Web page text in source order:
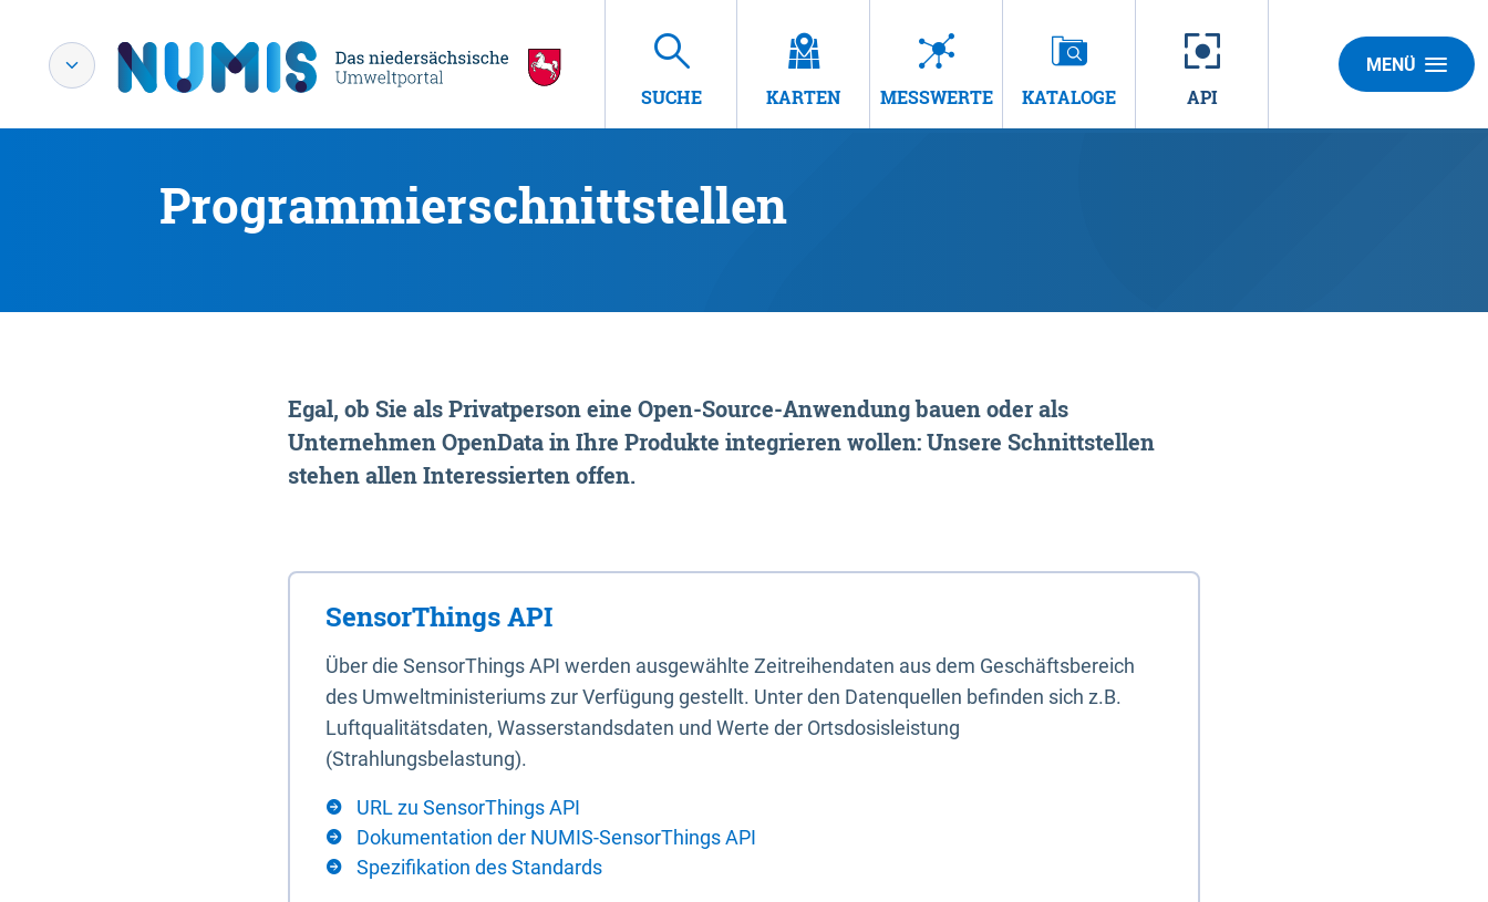
SUCHE KARTEN MESSWERTE KATALOGE API
MENÜ
Programmierschnittstellen
Egal, ob Sie als Privatperson eine Open-Source-Anwendung bauen oder als
Unternehmen OpenData in Ihre Produkte integrieren wollen: Unsere Schnittstellen
stehen allen Interessierten offen.
SensorThings API
Über die SensorThings API werden ausgewählte Zeitreihendaten aus dem Geschäftsbereich
des Umweltministeriums zur Verfügung gestellt. Unter den Datenquellen befinden sich z.B.
Luftqualitätsdaten, Wasserstandsdaten und Werte der Ortsdosisleistung
(Strahlungsbelastung).
URL zu SensorThings API
Dokumentation der NUMIS-SensorThings API
Spezifikation des Standards